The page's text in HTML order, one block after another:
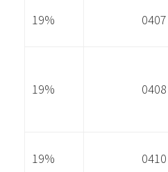
19% 0407
19% 0408
19% 0410